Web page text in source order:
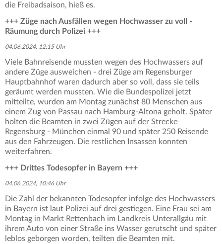
die Freibadsaison, hieß es.
+++ Züge nach Ausfällen wegen Hochwasser zu voll -
Räumung durch Polizei +++
04.06.2024, 12:15 Uhr
Viele Bahnreisende mussten wegen des Hochwassers auf
andere Züge ausweichen - drei Züge am Regensburger
Hauptbahnhof waren dadurch aber so voll, dass sie teils
geräumt werden mussten. Wie die Bundespolizei jetzt
mitteilte, wurden am Montag zunächst 80 Menschen aus
einem Zug von Passau nach Hamburg-Altona geholt. Später
holten die Beamten in zwei Zügen auf der Strecke
Regensburg - München einmal 90 und später 250 Reisende
aus den Fahrzeugen. Die restlichen Insassen konnten
weiterfahren.
+++ Drittes Todesopfer in Bayern +++
04.06.2024, 10:46 Uhr
Die Zahl der bekannten Todesopfer infolge des Hochwassers
in Bayern ist laut Polizei auf drei gestiegen. Eine Frau sei am
Montag in Markt Rettenbach im Landkreis Unterallgäu mit
ihrem Auto von einer Straße ins Wasser gerutscht und später
leblos geborgen worden, teilten die Beamten mit.